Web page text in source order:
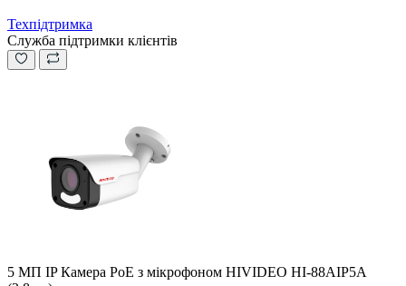
Техпідтримка
Служба підтримки клієнтів
5 МП IP Камера PoE з мікрофоном HIVIDEO HI-88AIP5A